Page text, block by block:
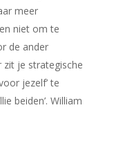
meer
niet om te
de ander
zit je strategische
jezelf’ te
beiden’. William